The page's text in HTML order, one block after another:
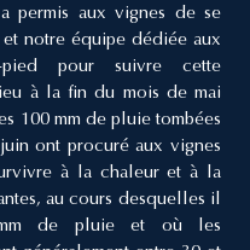
permis aux vignes de se
notre équipe dédiée aux
pied pour suivre cette
à la fin du mois de mai
100 mm de pluie tombées
ont procuré aux vignes
à la chaleur et à la
au cours desquelles il
de pluie et où les